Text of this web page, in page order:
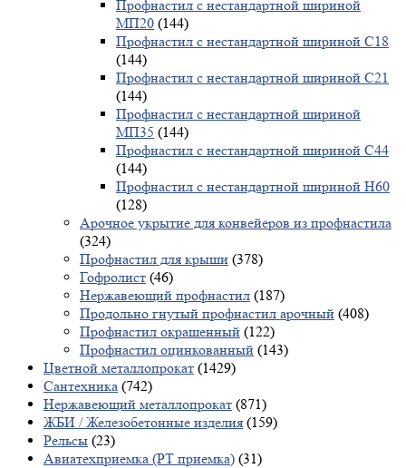
Профнастил с нестандартной шириной
МП20 (144)
Профнастил с нестандартной шириной С18
(144)
Профнастил с нестандартной шириной С21
(144)
Профнастил с нестандартной шириной
МП35 (144)
Профнастил с нестандартной шириной С44
(144)
Профнастил с нестандартной шириной Н60
(128)
Арочное укрытие для конвейеров из профнастила
(324)
Профнастил для крыши (378)
Гофролист (46)
Нержавеющий профнастил (187)
Продольно гнутый профнастил арочный (408)
Профнастил окрашенный (122)
Профнастил оцинкованный (143)
Цветной металлопрокат (1429)
Сантехника (742)
Нержавеющий металлопрокат (871)
ЖБИ / Железобетонные изделия (159)
Рельсы (23)
Авиатехприемка (РТ приемка) (31)